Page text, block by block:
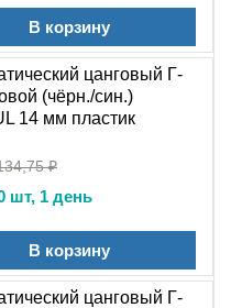
полиуретановыми и
диаметров .
PBT устойчив к
реагентов, что делает
сравнению с аналогами
из латуни с
стали
и длительный срок
В корзину
цанговый Г-
(чёрн./син.)
14 мм пластик
₽
шт, 1 день
В корзину
цанговый Г-